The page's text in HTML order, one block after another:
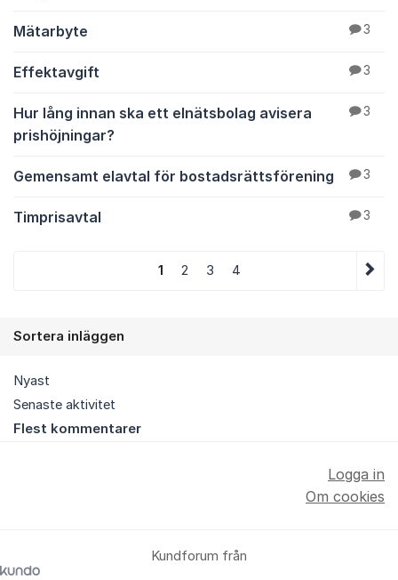
Mätarbyte 3
Effektavgift 3
Hur lång innan ska ett elnätsbolag avisera
prishöjningar?
3
Gemensamt elavtal för bostadsrättsförening 3
Timprisavtal 3
1 2 3 4
Sortera inläggen
Nyast
Senaste aktivitet
Flest kommentarer
Kundforum från
Logga in
Om cookies